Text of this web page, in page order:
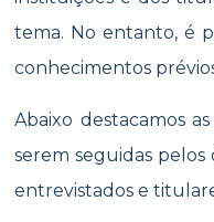
tema. No entanto, é
conhecimentos
Abaixo destacamos
serem seguidas
entrevistados e